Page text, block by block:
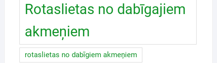
Rotaslietas no dabīgajiem
akmeņiem
rotaslietas no dabīgiem akmeņiem